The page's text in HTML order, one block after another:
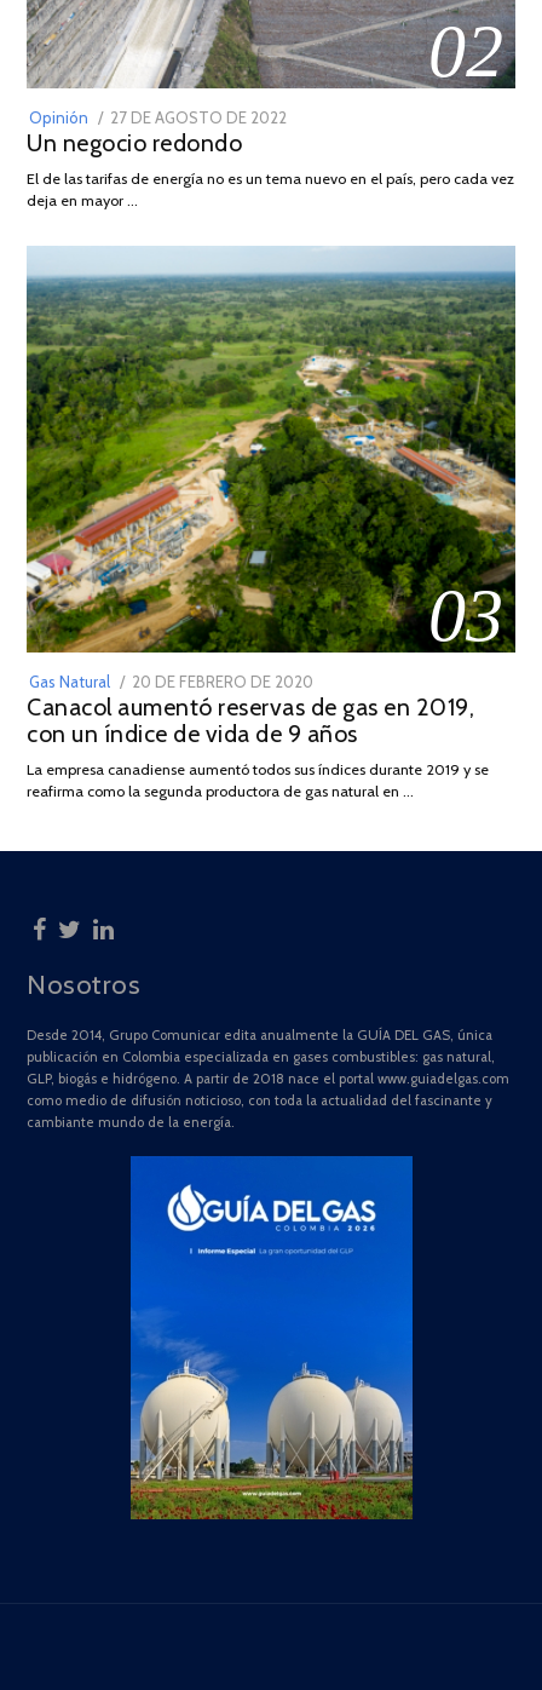
02
Opinión
POSTED
ON
27 DE AGOSTO DE 2022
DE
Un negocio redondo
El de las tarifas de energía no es un tema nuevo en el país, pero cada vez
deja en mayor …
03
Gas Natural
POSTED
ON
20 DE FEBRERO DE 2020
DE
JULIO
2025
Canacol aumentó reservas de gas en 2019,
con un índice de vida de 9 años
La empresa canadiense aumentó todos sus índices durante 2019 y se
reafirma como la segunda productora de gas natural en …
Nosotros
Desde 2014, Grupo Comunicar edita anualmente la GUÍA DEL GAS, única
publicación en Colombia especializada en gases combustibles: gas natural,
GLP, biogás e hidrógeno. A partir de 2018 nace el portal www.guiadelgas.com
como medio de difusión noticioso, con toda la actualidad del fascinante y
cambiante mundo de la energía.